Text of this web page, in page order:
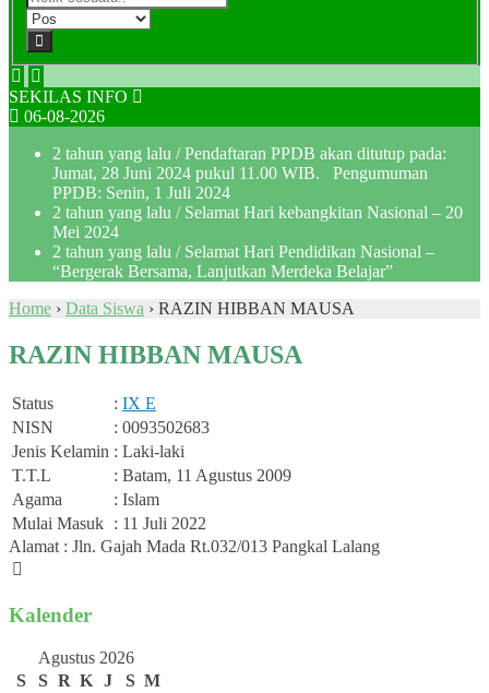
SEKILAS INFO
06-08-2026
2 tahun yang lalu / Pendaftaran PPDB akan ditutup pada:
Jumat, 28 Juni 2024 pukul 11.00 WIB. Pengumuman
PPDB: Senin, 1 Juli 2024
2 tahun yang lalu / Selamat Hari kebangkitan Nasional – 20
Mei 2024
2 tahun yang lalu / Selamat Hari Pendidikan Nasional –
“Bergerak Bersama, Lanjutkan Merdeka Belajar”
Home › Data Siswa › RAZIN HIBBAN MAUSA
RAZIN HIBBAN MAUSA
Status : IX E
NISN
: 0093502683
Jenis Kelamin : Laki-laki
T.T.L
: Batam, 11 Agustus 2009
Agama
: Islam
Mulai Masuk : 11 Juli 2022
Alamat : Jln. Gajah Mada Rt.032/013 Pangkal Lalang
Kalender
Agustus 2026
S
S R K J S M